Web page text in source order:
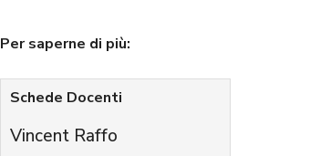
Per saperne di più:
Schede Docenti
Vincent Raffo